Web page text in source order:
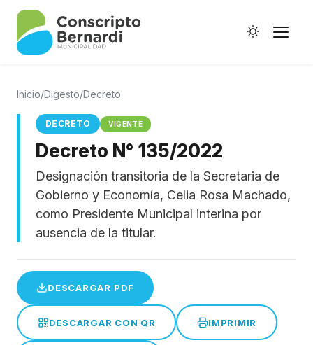
Historia
Galería de Ptes.
Horario de Colectivos
Autoridades
Digesto Municipal
Honorable Concejo Deliverante
Inicio/Digesto/Decreto
DECRETO VIGENTE
Decreto N° 135/2022
Designación transitoria de la Secretaria de
Gobierno y Economía, Celia Rosa Machado,
como Presidente Municipal interina por
ausencia de la titular.
DESCARGAR PDF
DESCARGAR CON QR IMPRIMIR